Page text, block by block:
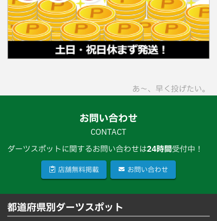
あ〜、早く投げたい。
お問い合わせ
CONTACT
ダーツスポットに関するお問い合わせは24時間受付中！
店舗無料掲載 お問い合わせ
都道府県別ダーツスポット